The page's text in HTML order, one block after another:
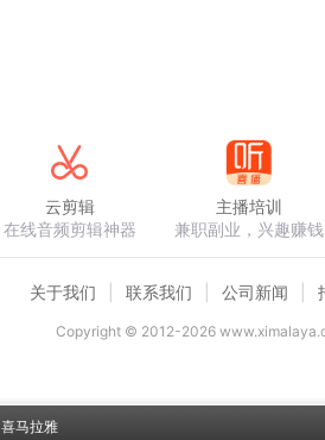
喜马拉雅
云剪辑
在线音频剪辑神器
主播培训
兼职副业，兴趣赚钱
关于我们 联系我们 公司新闻
Copyright © 2012-2026